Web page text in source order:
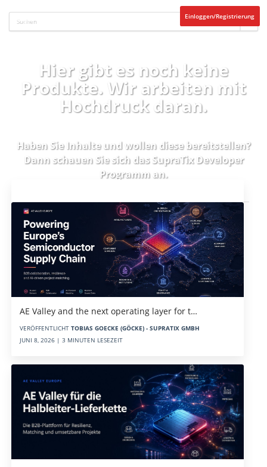
Einloggen/Registrierung
Hier gibt es noch keine
Produkte. Wir arbeiten mit
Hochdruck daran.
Haben Sie Inhalte und wollen diese bereitstellen?
Dann schauen Sie sich das SupraTix Developer
Programman.
AE Valley and the next operating layer for t…
VERÖFFENTLICHT TOBIAS GOECKE (GÖCKE) - SUPRATIX GMBH
JUNI 8, 2026 | 3 MINUTEN LESEZEIT